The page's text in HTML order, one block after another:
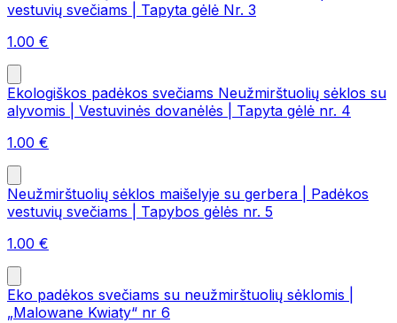
vestuvių svečiams | Tapyta gėlė Nr. 3
1.00 €
Ekologiškos padėkos svečiams Neužmirštuolių sėklos su
alyvomis | Vestuvinės dovanėlės | Tapyta gėlė nr. 4
1.00 €
Neužmirštuolių sėklos maišelyje su gerbera | Padėkos
vestuvių svečiams | Tapybos gėlės nr. 5
1.00 €
Eko padėkos svečiams su neužmirštuolių sėklomis |
„Malowane Kwiaty“ nr 6